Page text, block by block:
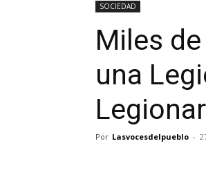
SOCIEDAD
Miles
una
Por Lasvocesdelpueblo -